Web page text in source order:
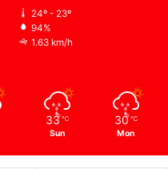
24º - 23º
94%
1.63 km/h
33 ℃
Sun
30 ℃
Mon